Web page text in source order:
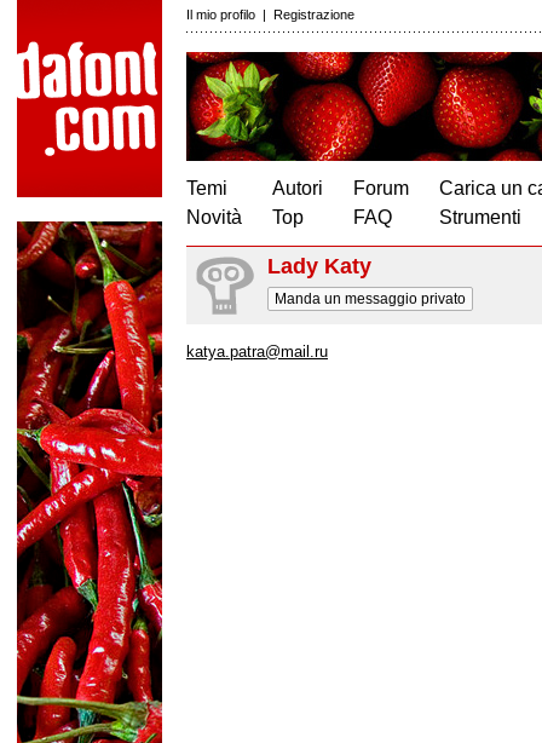
Il mio profilo | Registrazione
Temi
Novità
Autori
Top
Forum
FAQ
Carica un
Strumenti
Lady Katy
Manda un messaggio privato
katya.patra@mail.ru